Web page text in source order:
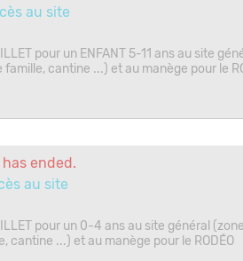
au site
pour un ENFANT 5-11 ans au site
cantine ...) et au manège pour le
ended.
au site
pour un 0-4 ans au site général
cantine ...) et au manège pour le RODÉO